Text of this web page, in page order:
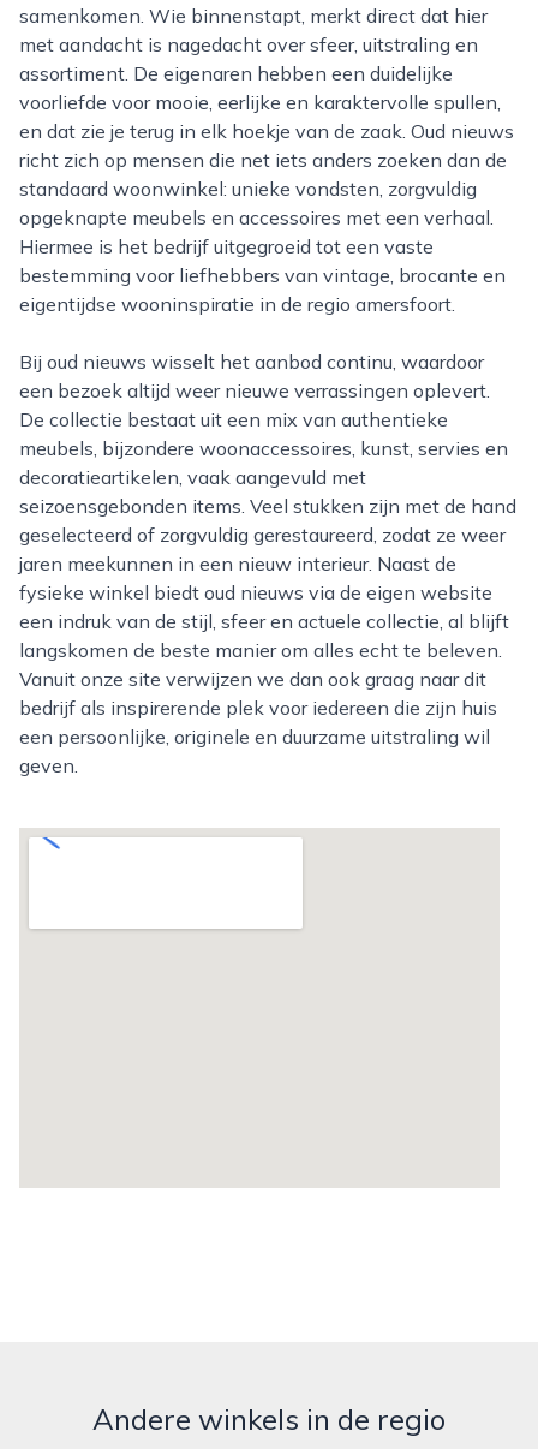
samenkomen. Wie binnenstapt, merkt direct dat hier
met aandacht is nagedacht over sfeer, uitstraling en
assortiment. De eigenaren hebben een duidelijke
voorliefde voor mooie, eerlijke en karaktervolle spullen,
en dat zie je terug in elk hoekje van de zaak. Oud nieuws
richt zich op mensen die net iets anders zoeken dan de
standaard woonwinkel: unieke vondsten, zorgvuldig
opgeknapte meubels en accessoires met een verhaal.
Hiermee is het bedrijf uitgegroeid tot een vaste
bestemming voor liefhebbers van vintage, brocante en
eigentijdse wooninspiratie in de regio amersfoort.
Bij oud nieuws wisselt het aanbod continu, waardoor
een bezoek altijd weer nieuwe verrassingen oplevert.
De collectie bestaat uit een mix van authentieke
meubels, bijzondere woonaccessoires, kunst, servies en
decoratieartikelen, vaak aangevuld met
seizoensgebonden items. Veel stukken zijn met de hand
geselecteerd of zorgvuldig gerestaureerd, zodat ze weer
jaren meekunnen in een nieuw interieur. Naast de
fysieke winkel biedt oud nieuws via de eigen website
een indruk van de stijl, sfeer en actuele collectie, al blijft
langskomen de beste manier om alles echt te beleven.
Vanuit onze site verwijzen we dan ook graag naar dit
bedrijf als inspirerende plek voor iedereen die zijn huis
een persoonlijke, originele en duurzame uitstraling wil
geven.
Andere winkels in de regio